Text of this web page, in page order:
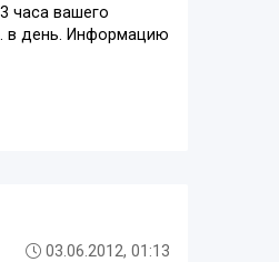
часа вашего
в день. Информацию
03.06.2012, 01:13